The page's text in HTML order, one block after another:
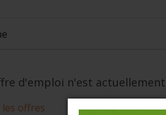
d'emploi n'est
offres